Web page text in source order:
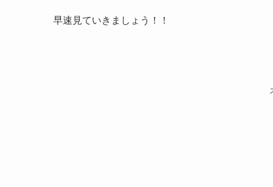
早速見ていきましょう！！